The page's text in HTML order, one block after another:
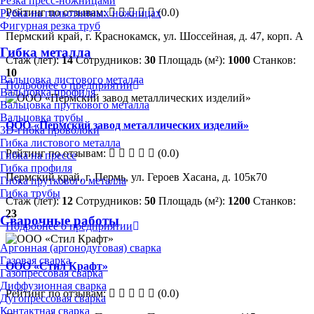
Рубка на гильотинных ножницах
Фигурная резка труб
Гибка металла
Вальцовка листового металла
Вальцовка профиля
Вальцовка пруткового металла
Вальцовка трубы
3D-гибка проволоки
Гибка листового металла
Гибка на прессе
Гибка профиля
Гибка пруткового металла
Гибка трубы
Сварочные работы
Аргонная (аргонодуговая) сварка
Газовая сварка
Газопрессовая сварка
Диффузионная сварка
Дугопрессовая сварка
Контактная сварка
Рейтинг по отзывам:
(0.0)
Пермский край, г. Краснокамск, ул. Шоссейная, д. 47, корп. А
Стаж (лет):14 Сотрудников: 30 Площадь (м²): 1000 Станков:
10
Подробнее о предприятии
ООО «Пермский завод металлических изделий»
Рейтинг по отзывам:
(0.0)
Пермский край, г. Пермь, ул. Героев Хасана, д. 105к70
Стаж (лет):12 Сотрудников: 50 Площадь (м²): 1200 Станков:
23
Подробнее о предприятии
ООО «Стил Крафт»
Рейтинг по отзывам:
(0.0)